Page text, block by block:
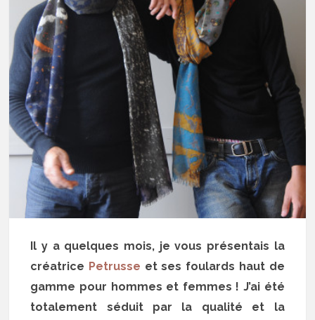
Il y a quelques mois, je vous présentais la
créatrice Petrusse et ses foulards haut de
gamme pour hommes et femmes ! J’ai été
totalement séduit par la qualité et la